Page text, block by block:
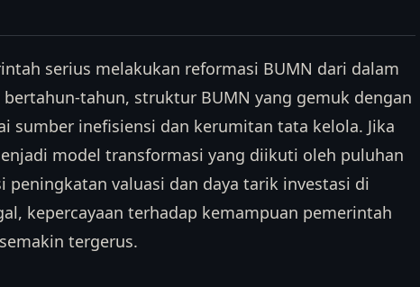
serius melakukan reformasi BUMN dari dalam
tahun, struktur BUMN yang gemuk dengan
sumber inefisiensi dan kerumitan tata kelola. Jika
model transformasi yang diikuti oleh puluhan
peningkatan valuasi dan daya tarik investasi di
kepercayaan terhadap kemampuan pemerintah
tergerus.